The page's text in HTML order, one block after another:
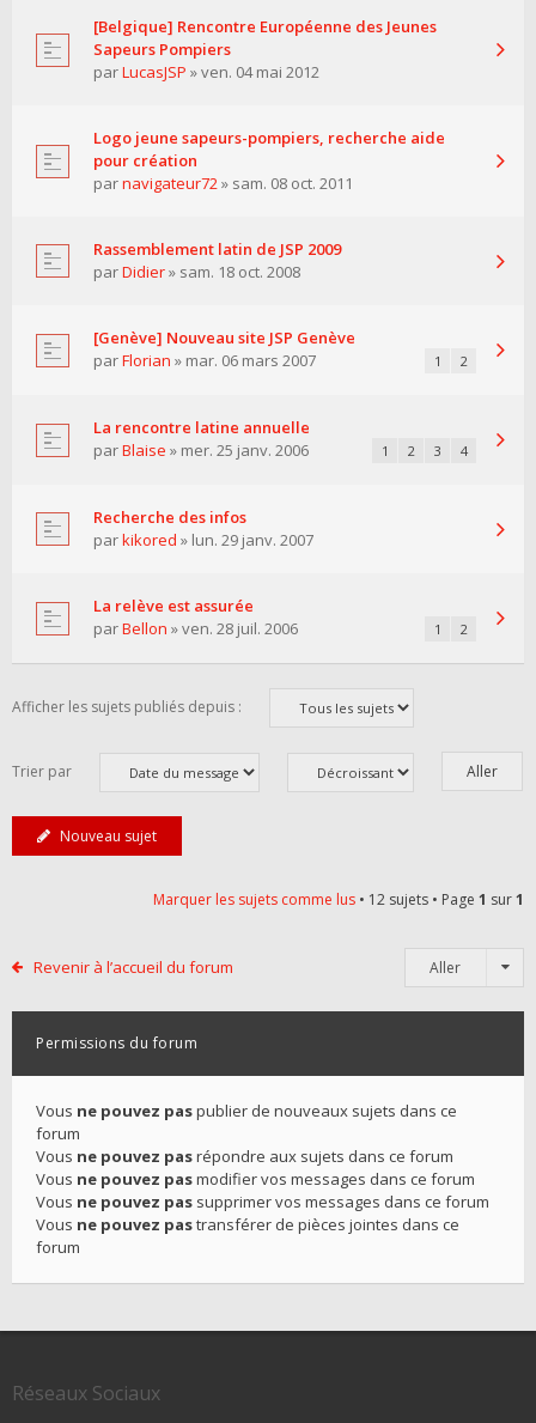
[Belgique] Rencontre Européenne des Jeunes
Sapeurs Pompiers
parLucasJSP » ven. 04 mai 2012
Logo jeune sapeurs-pompiers, recherche aide
pour création
parnavigateur72» sam. 08 oct. 2011
Rassemblement latin de JSP 2009
parDidier» sam. 18 oct. 2008
[Genève] Nouveau site JSP Genève
parFlorian » mar. 06 mars 2007 1 2
La rencontre latine annuelle
parBlaise » mer. 25 janv. 2006 1 2 3 4
Recherche des infos
parkikored » lun. 29 janv. 2007
La relève est assurée
parBellon » ven. 28 juil. 2006 1 2
Afficher les sujets publiés depuis :
Trier par
Nouveau sujet
Marquer les sujets comme lus • 12 sujets • Page 1 sur1
Revenir à l’accueil du forum Aller
Permissions du forum
Vous ne pouvez paspublier de nouveaux sujets dans ce
forum
Vous ne pouvez pasrépondre aux sujets dans ce forum
Vous ne pouvez pasmodifier vos messages dans ce forum
Vous ne pouvez pas supprimer vos messages dans ce forum
Vous ne pouvez pastransférer de pièces jointes dans ce
forum
Réseaux Sociaux